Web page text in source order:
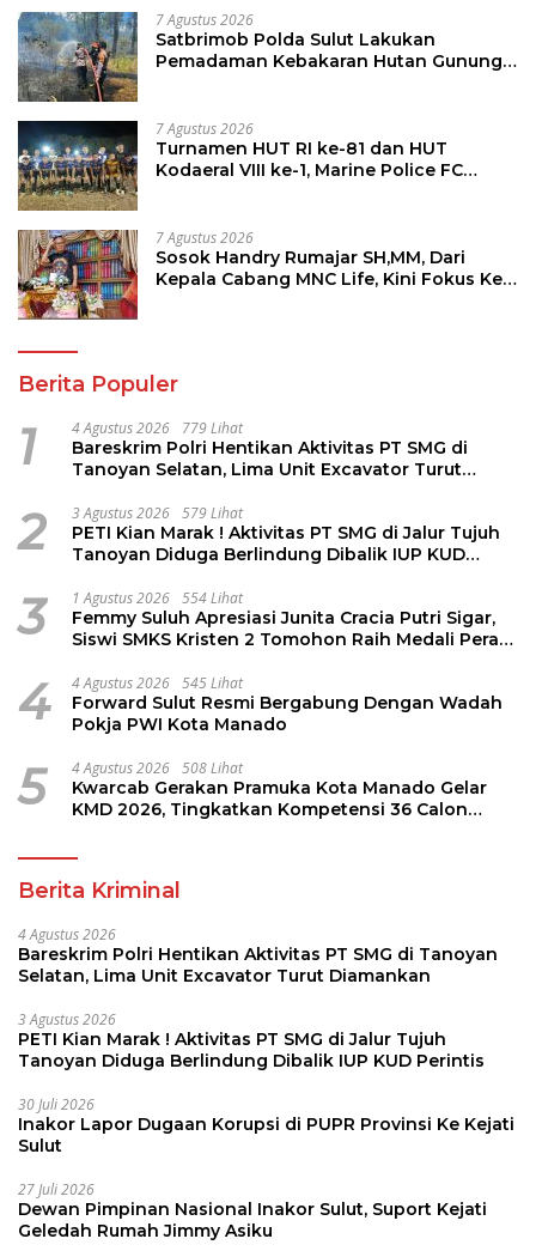
7 Agustus 2026
Satbrimob Polda Sulut Lakukan
Pemadaman Kebakaran Hutan Gunung
7 Agustus 2026
Turnamen HUT RI ke-81 dan HUT
Kodaeral VIII ke-1, Marine Police FC
7 Agustus 2026
Sosok Handry Rumajar SH,MM, Dari
Kepala Cabang MNC Life, Kini Fokus Ke
Berita Populer
1 4 Agustus 2026 779 Lihat
Bareskrim Polri Hentikan Aktivitas PT SMG di
Tanoyan Selatan, Lima Unit Excavator Turut
2 3 Agustus 2026 579 Lihat
PETI Kian Marak ! Aktivitas PT SMG di Jalur Tujuh
Tanoyan Diduga Berlindung Dibalik IUP KUD
3 1 Agustus 2026 554 Lihat
Femmy Suluh Apresiasi Junita Cracia Putri Sigar,
Siswi SMKS Kristen 2 Tomohon Raih Medali Perak
4 4 Agustus 2026 545 Lihat
Forward Sulut Resmi Bergabung Dengan Wadah
Pokja PWI Kota Manado
5 4 Agustus 2026 508 Lihat
Kwarcab Gerakan Pramuka Kota Manado Gelar
KMD 2026, Tingkatkan Kompetensi 36 Calon
Berita Kriminal
4 Agustus 2026
Bareskrim Polri Hentikan Aktivitas PT SMG di Tanoyan
Selatan, Lima Unit Excavator Turut Diamankan
3 Agustus 2026
PETI Kian Marak ! Aktivitas PT SMG di Jalur Tujuh
Tanoyan Diduga Berlindung Dibalik IUP KUD Perintis
30 Juli 2026
Inakor Lapor Dugaan Korupsi di PUPR Provinsi Ke Kejati
Sulut
27 Juli 2026
Dewan Pimpinan Nasional Inakor Sulut, Suport Kejati
Geledah Rumah Jimmy Asiku